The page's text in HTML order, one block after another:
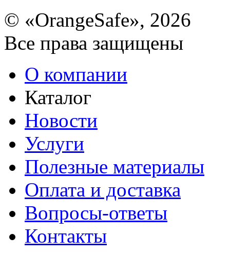
© «OrangeSafe», 2026
Все права защищены
О компании
Каталог
Новости
Услуги
Полезные материалы
Оплата и доставка
Вопросы-ответы
Контакты